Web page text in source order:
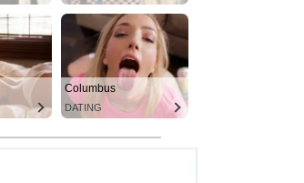
Columbus
DATING